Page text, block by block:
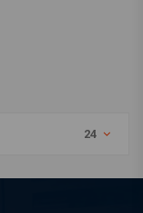
24